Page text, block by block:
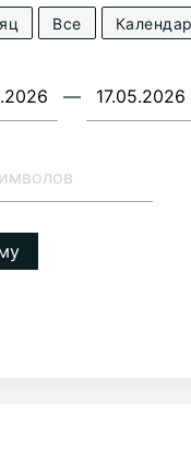
Все
—